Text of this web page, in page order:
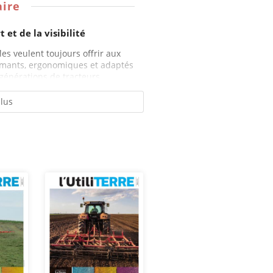
et de la visibilité
veulent toujours offrir aux
ergonomiques et adaptés
de tracteurs...